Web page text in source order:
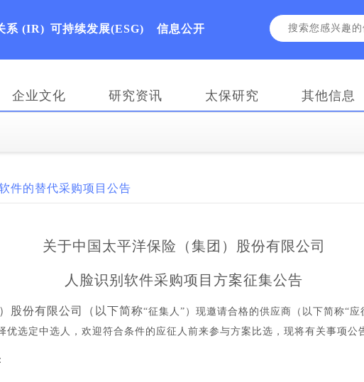
系 (IR) 可持续发展(ESG) 信息公开
企业文化 研究资讯 太保研究 其他信息
件的替代采购项目公告
关于中国太平洋保险（集团）股份有限公司
人脸识别软件采购项目方案征集公告
股份有限公司（以下简称“征集人”）现邀请合格的供应商（以下简称“
优选定中选人，欢迎符合条件的应征人前来参与方案比选，现将有关事项公